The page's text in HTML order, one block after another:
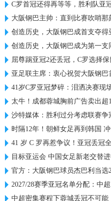
C罗首冠还得再等等，胜利队亚
大阪钢巴主帅：直到比赛吹哨
创造历史，大阪钢巴成首支夺得
创造历史，大阪钢巴成为第一
屈尊踢亚冠2还丢冠，C罗选择
亚足联主席：衷心祝贺大阪钢
41岁C罗亚冠梦碎：泪洒决赛现
太牛！成都蓉城胸前广告卖出超
沙特媒体：胜利过分考虑联赛
时隔12年！朝鲜女足再到韩国
41 岁 C 罗再惹争议！亚冠丢冠
目标亚运会 中国女足新老交替
官方：大阪钢巴球员杰巴利当选
2027/28赛季亚冠名单分配：中
中超密集赛程下蓉城丢冠不可能